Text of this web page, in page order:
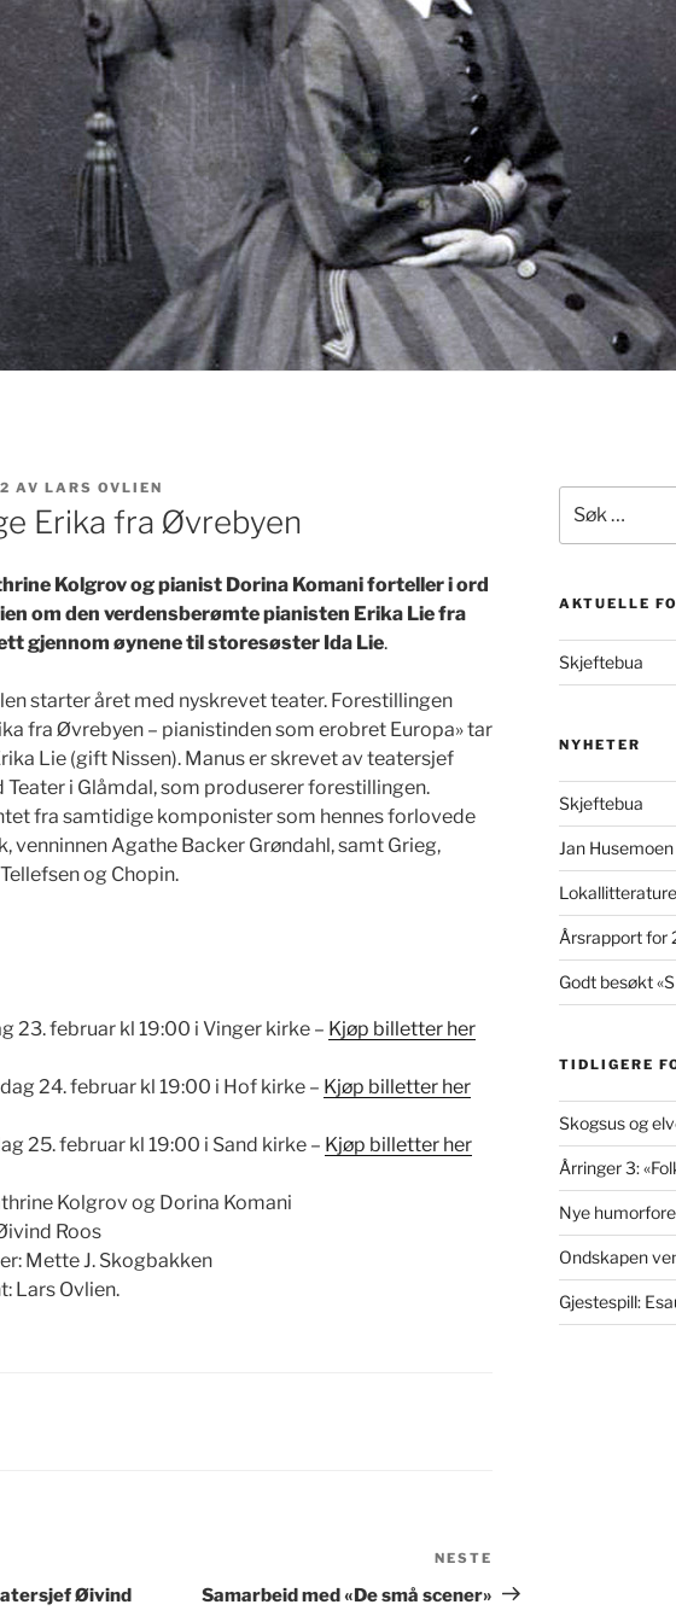
AV LARS OVLIEN
Erika fra Øvrebyen
Kolgrov og pianist Dorina Komani forteller i ord
om den verdensberømte pianisten Erika Lie fra
gjennom øynene til storesøster Ida Lie.
starter året med nyskrevet teater. Forestillingen
fra Øvrebyen – pianistinden som erobret Europa» tar
Lie (gift Nissen). Manus er skrevet av teatersjef
Teater i Glåmdal, som produserer forestillingen.
fra samtidige komponister som hennes forlovede
venninnen Agathe Backer Grøndahl, samt Grieg,
og Chopin.
23. februar kl 19:00 i Vinger kirke – Kjøp billetter her
24. februar kl 19:00 i Hof kirke – Kjøp billetter her
25. februar kl 19:00 i Sand kirke – Kjøp billetter her
Kolgrov og Dorina Komani
Roos
Mette J. Skogbakken
Lars Ovlien.
Øivind
innlegg
NESTE
Samarbeid med «De små scener»
etter:
AKTUELLE
Skjeftebua
NYHETER
Skjeftebua
Jan
Årsrapport for
Godt besøkt
TIDLIGERE
Skogsus og
Årringer 3:
Nye
Ondskapen
Gjestespill: